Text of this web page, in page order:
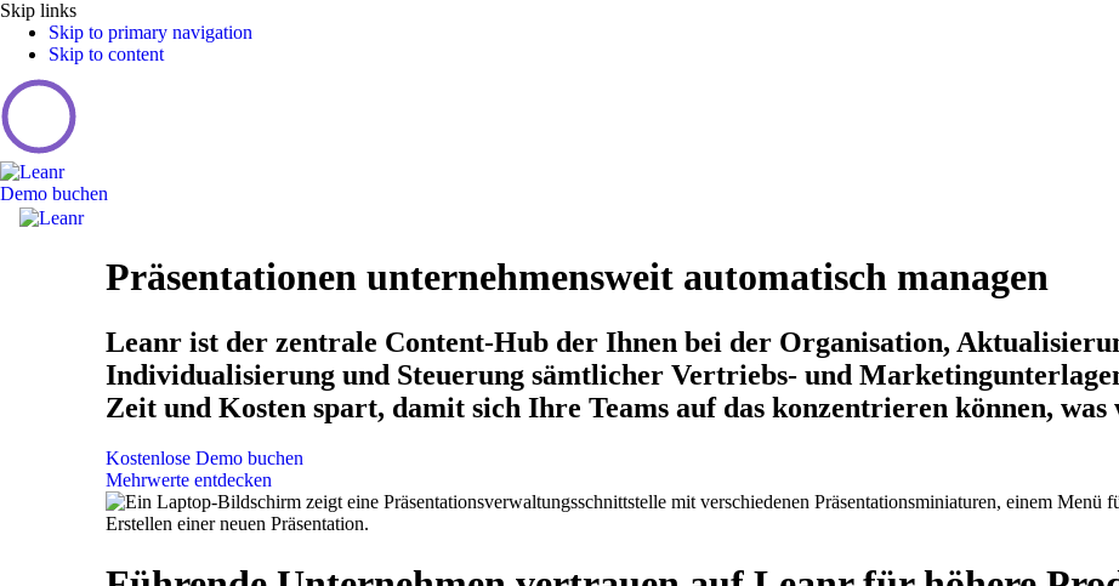
Skip links
Skip to primary navigation
Skip to content
Demo buchen
Toggle
Präsentationen unternehmensweit automatisch managen
Leanr ist der zentrale Content-Hub der Ihnen bei der Organisation,
Individualisierung und Steuerung sämtlicher Vertriebs- und
Zeit und Kosten spart, damit sich Ihre Teams auf das konzentrieren können,
Kostenlose Demo buchen
Mehrwerte entdecken